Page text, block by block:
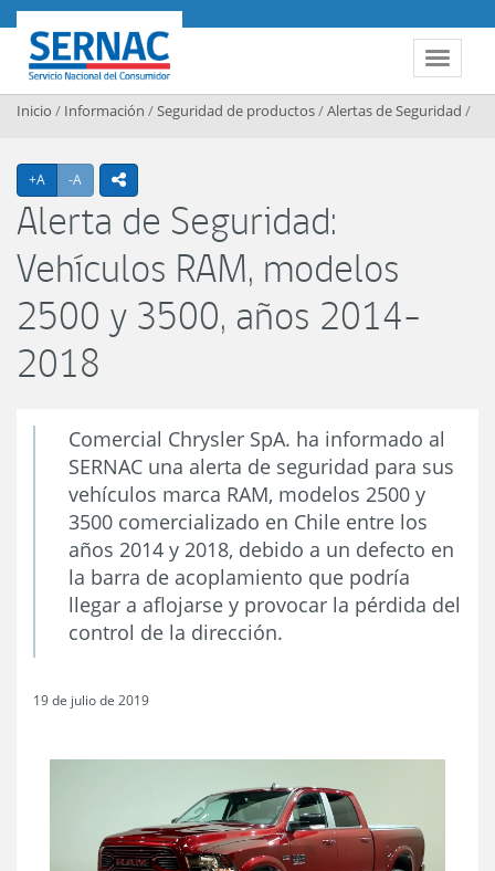
Contenido principal
Toggle
SERNAC
Inicio / Información /Seguridad de productos/Alertas de Seguridad /
+A Agrandar texto
-A Achicar textoicono compartir
Alerta de Seguridad:
Vehículos RAM, modelos
2500 y 3500, años 2014-
2018
Comercial Chrysler SpA. ha informado al
SERNAC una alerta de seguridad para sus
vehículos marca RAM, modelos 2500 y
3500 comercializado en Chile entre los
años 2014 y 2018, debido a un defecto en
la barra de acoplamiento que podría
llegar a aflojarse y provocar la pérdida del
control de la dirección.
19 de julio de 2019